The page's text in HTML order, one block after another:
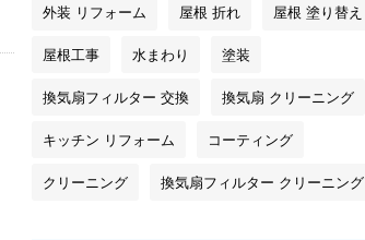
外装 リフォーム 屋根 折れ 屋根 塗り替え
屋根工事 水まわり 塗装
換気扇フィルター 交換 換気扇 クリーニング
キッチン リフォーム コーティング
クリーニング 換気扇フィルター クリーニング